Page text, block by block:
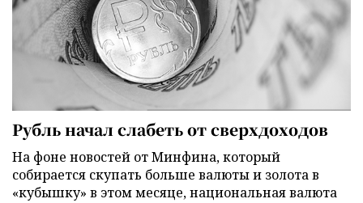
Рубль начал слабеть от сверхдоходов
На фоне новостей от Минфина, который
собирается скупать больше валюты и золота в
«кубышку» в этом месяце, национальная валюта